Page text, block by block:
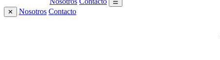
☰
✕
Nosotros Contacto